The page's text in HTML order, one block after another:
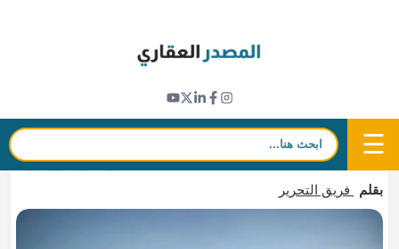
☰ بحث:
إطلاق مشروع «ون ديستريكت» في منطقة "دبي
موتور سيتي" بـ6 أبراج مكتبية
9 يوليو 2026 - 08:12 f
𝕏
in
بقلم فريق التحرير